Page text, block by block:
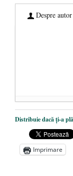
Despre autor
Statul
Distribuie dacă ți-a
Imprimare